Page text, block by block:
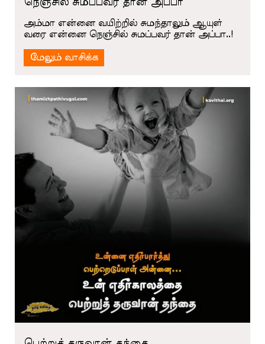
நெஞ்சில் சுமப்பவர் தான் அப்பா
அம்மா என்னை வயிற்றில் சுமந்தாலும் ஆயுள்
வரை என்னை நெஞ்சில் சுமப்பவர் தான் அப்பா..!
மேலும் வாசிக்க